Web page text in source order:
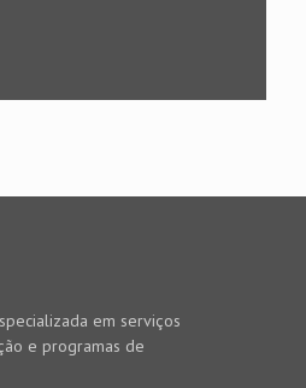
em serviços
e programas de